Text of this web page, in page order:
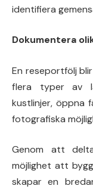
identifiera
Dokumentera
En reseportfölj
flera typer av
kustlinjer, öppna
fotografiska
Genom att
möjlighet att
skapar en